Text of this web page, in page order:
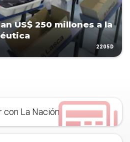
US$ 250 millones a la
2205D
La Nación